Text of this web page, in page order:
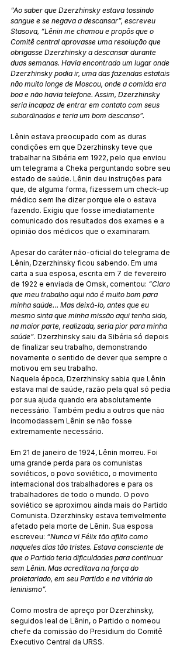
“Ao saber que Dzerzhinsky estava tossindo
sangue e se negava a descansar”, escreveu
Stasova, “Lênin me chamou e propôs que o
Comitê central aprovasse uma resolução que
obrigasse Dzerzhinsky a descansar durante
duas semanas. Havia encontrado um lugar onde
Dzerzhinsky podia ir, uma das fazendas estatais
não muito longe de Moscou, onde a comida era
boa e não havia telefone. Assim, Dzerzhinsky
seria incapaz de entrar em contato com seus
subordinados e teria um bom descanso”.
Lênin estava preocupado com as duras
condições em que Dzerzhinsky teve que
trabalhar na Sibéria em 1922, pelo que enviou
um telegrama a Cheka perguntando sobre seu
estado de saúde. Lênin deu instruções para
que, de alguma forma, fizessem um check-up
médico sem lhe dizer porque ele o estava
fazendo. Exigiu que fosse imediatamente
comunicado dos resultados dos exames e a
opinião dos médicos que o examinaram.
Apesar do caráter não-oficial do telegrama de
Lênin, Dzerzhinsky ficou sabendo. Em uma
carta a sua esposa, escrita em 7 de fevereiro
de 1922 e enviada de Omsk, comentou: “Claro
que meu trabalho aqui não é muito bom para
minha saúde… Mas deixá-lo, antes que eu
mesmo sinta que minha missão aqui tenha sido,
na maior parte, realizada, seria pior para minha
saúde”. Dzerzhinsky saiu da Sibéria só depois
de finalizar seu trabalho, demonstrando
novamente o sentido de dever que sempre o
motivou em seu trabalho.
Naquela época, Dzerzhinsky sabia que Lênin
estava mal de saúde, razão pela qual só pedia
por sua ajuda quando era absolutamente
necessário. Também pediu a outros que não
incomodassem Lênin se não fosse
extremamente necessário.
Em 21 de janeiro de 1924, Lênin morreu. Foi
uma grande perda para os comunistas
soviéticos, o povo soviético, o movimento
internacional dos trabalhadores e para os
trabalhadores de todo o mundo. O povo
soviético se aproximou ainda mais do Partido
Comunista. Dzerzhinsky estava terrivelmente
afetado pela morte de Lênin. Sua esposa
escreveu: “Nunca vi Félix tão aflito como
naqueles dias tão tristes. Estava consciente de
que o Partido teria dificuldades para continuar
sem Lênin. Mas acreditava na força do
proletariado, em seu Partido e na vitória do
leninismo”.
Como mostra de apreço por Dzerzhinsky,
seguidos leal de Lênin, o Partido o nomeou
chefe da comissão do Presidium do Comitê
Executivo Central da URSS.